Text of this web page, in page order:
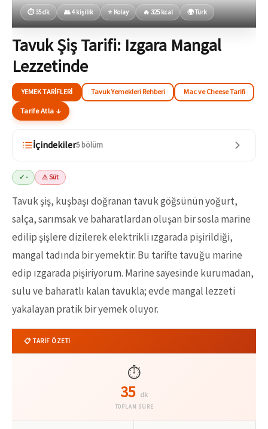
⏱ 35 dk 👥 4 kişilik ⭐ Kolay 🔥 325 kcal 🌍 Türk
Tavuk Şiş Tarifi: Izgara Mangal
Lezzetinde
YEMEK TARIFLERI Tavuk Yemekleri Rehberi Mac ve Cheese Tarifi
Tarife Atla ↓
İçindekiler5 bölüm
✓ - ⚠ Süt
Tavuk şiş, kuşbaşı doğranan tavuk göğsünün yoğurt,
salça, sarımsak ve baharatlardan oluşan bir sosla marine
edilip şişlere dizilerek elektrikli ızgarada pişirildiği,
mangal tadında bir yemektir. Bu tarifte tavuğu marine
edip ızgarada pişiriyorum. Marine sayesinde kurumadan,
sulu ve baharatlı kalan tavukla; evde mangal lezzeti
yakalayan pratik bir yemek oluyor.
📋 TARİF ÖZETİ
⏱️
35 dk
TOPLAM SÜRE